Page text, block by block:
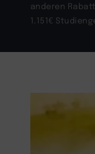
anderen
1.151€